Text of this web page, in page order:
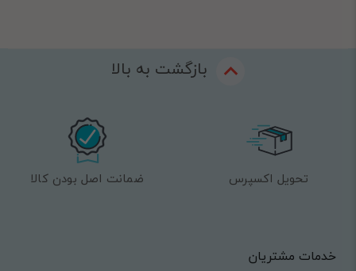
بازگشت به بالا
تحویل اکسپرس ضمانت اصل بودن کالا
خدمات مشتریان